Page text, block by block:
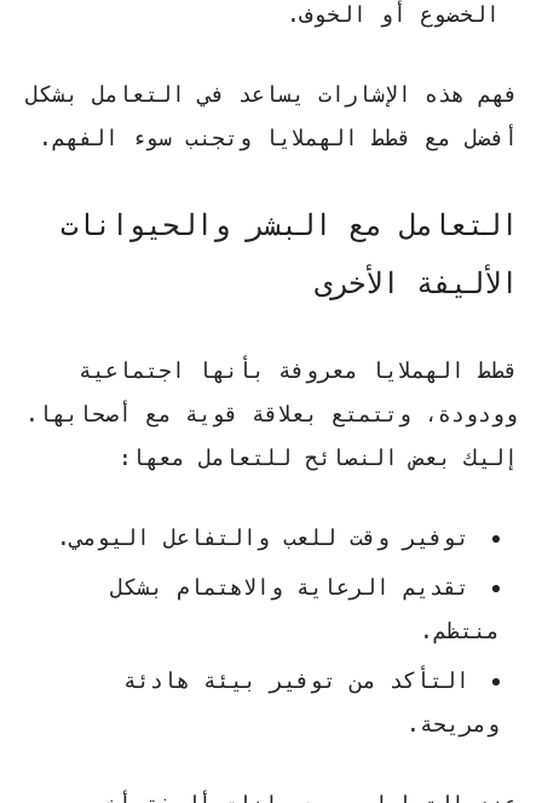
الخضوع أو الخوف.
فهم هذه الإشارات يساعد في التعامل بشكل
أفضل مع قطط الهملايا وتجنب سوء الفهم.
التعامل مع البشر والحيوانات
الأليفة الأخرى
قطط الهملايا معروفة بأنها اجتماعية
وودودة، وتتمتع بعلاقة قوية مع أصحابها.
إليك بعض النصائح للتعامل معها:
توفير وقت للعب والتفاعل اليومي.
تقديم الرعاية والاهتمام بشكل
منتظم.
التأكد من توفير بيئة هادئة
ومريحة.